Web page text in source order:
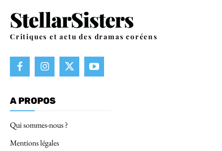
Critiques et actu des dramas coréens
A PROPOS
Qui sommes-nous ?
Mentions légales